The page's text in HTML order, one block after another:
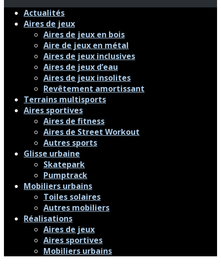
Actualités
Aires de jeux
Aires de jeux en bois
Aire de jeux en métal
Aires de jeux inclusives
Aires de jeux d’eau
Aires de jeux insolites
Revêtement amortissant
Terrains multisports
Aires sportives
Aires de fitness
Aires de Street Workout
Autres sports
Glisse urbaine
Skatepark
Pumptrack
Mobiliers urbains
Toiles solaires
Autres mobiliers
Réalisations
Aires de jeux
Aires sportives
Mobiliers urbains